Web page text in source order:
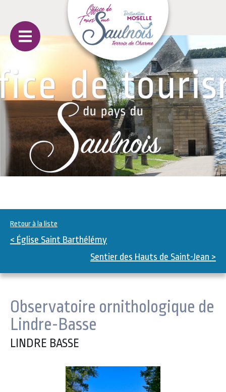
Retour à la liste
< Église Saint Barthélémy
Sentier des Hauts de Saint-Jean >
Observatoire ornithologique de
Lindre-Basse
LINDRE BASSE